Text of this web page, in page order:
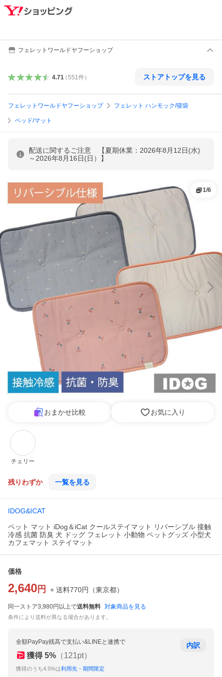
フェレットワールドヤフーショップ
4.71（551件） ストアトップを見る
フェレットワールドヤフーショップ フェレット ハンモック/寝袋
ベッド/マット
配送に関するご注意 【夏期休業：2026年8月12日(水)
～2026年8月16日(日）】
1/6
おまかせ比較 お気に入り
チェリー
残りわずか 一覧を見る
IDOG&ICAT
ペット マット iDog＆iCat クールステイマット リバーシブル 接触
冷感 抗菌 防臭 犬 ドッグ フェレット 小動物 ペットグッズ 小型犬
カフェマット ステイマット
価格
2,640 円 + 送料770円 （東京都）
同一ストア3,980円以上で送料無料 対象商品を見る
条件により送料が異なる場合があります。
全額PayPay残高で支払い&LINEと連携で
獲得 5% （121pt）
獲得のうち4.5%は利用先・期間限定
内訳